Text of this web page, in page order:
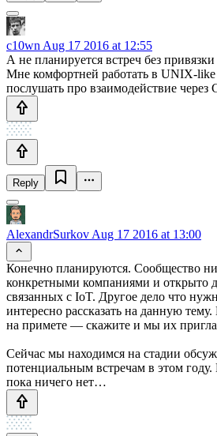
c10wn Aug 17 2016 at 12:55
А не планируется встреч без
Мне комфортней работать в UNIX-like
послушать про взаимодействие через
Reply
AlexandrSurkov Aug 17 2016 at 13:00
Конечно планируются. Сообщество
конкретными компаниями и открыто
связанных с IoT. Другое дело что
интересно рассказать на данную тему.
на примете — скажите и мы их
Сейчас мы находимся на стадии
потенциальным встречам в этом
пока ничего нет…